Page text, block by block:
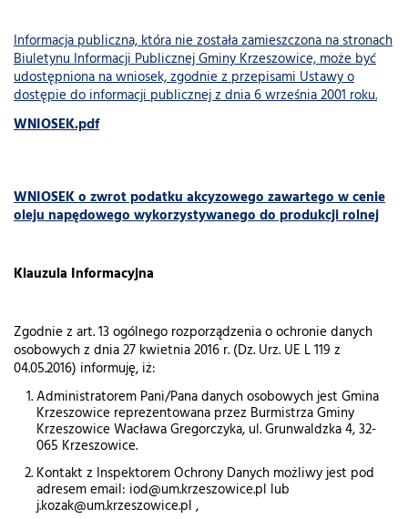
Informacja publiczna, która nie została zamieszczona na stronach
Biuletynu Informacji Publicznej Gminy Krzeszowice, może być
udostępniona na wniosek, zgodnie z przepisami Ustawy o
dostępie do informacji publicznej z dnia 6 września 2001 roku.
WNIOSEK.pdf
WNIOSEK o zwrot podatku akcyzowego zawartego w cenie
oleju napędowego wykorzystywanego do produkcji rolnej
Klauzula Informacyjna
Zgodnie z art. 13 ogólnego rozporządzenia o ochronie danych
osobowych z dnia 27 kwietnia 2016 r. (Dz. Urz. UE L 119 z
04.05.2016) informuję, iż:
Administratorem Pani/Pana danych osobowych jest Gmina
Krzeszowice reprezentowana przez Burmistrza Gminy
Krzeszowice Wacława Gregorczyka, ul. Grunwaldzka 4, 32-
065 Krzeszowice.
Kontakt z Inspektorem Ochrony Danych możliwy jest pod
adresem email: iod@um.krzeszowice.pl lub
j.kozak@um.krzeszowice.pl ,